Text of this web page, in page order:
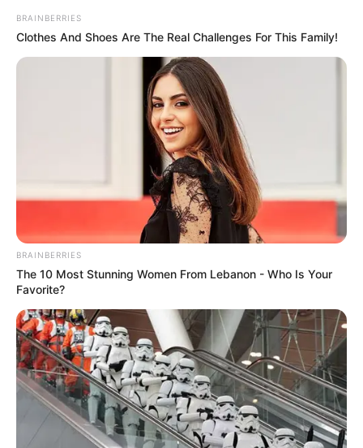
BRAINBERRIES
Clothes And Shoes Are The Real Challenges For This Family!
BRAINBERRIES
The 10 Most Stunning Women From Lebanon - Who Is Your
Favorite?